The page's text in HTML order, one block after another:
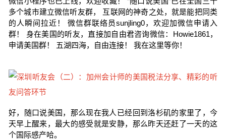
多个城市建立微信听友群， 互联网的神奇之处，就是能把同类
的人瞬间拉近！ 微信群联络员sunjling0，欢迎加微信申请入
群！ 身在美国的听友，直接加自由君咨询微信：Howie1861，
申请美国群！ 五湖四海，自由连接！ 我在这里等你！
好，随口说美国，那么现在我人已经回到洛杉矶的家里了，今
天早上醒来，最大的感受就是安静，那么昨天还赶了一天的这
个国际感产哈。